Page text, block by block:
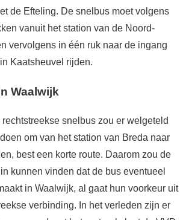
de Efteling. De snelbus moet volgens
vanuit het station van de Noord-
vervolgens in één ruk naar de ingang
Kaatsheuvel rijden.
Waalwijk
snelbus zou er welgeteld
om van het station van Breda naar
best een korte route. Daarom zou de
kunnen vinden dat de bus eventueel
in Waalwijk, al gaat hun voorkeur uit
verbinding. In het verleden zijn er